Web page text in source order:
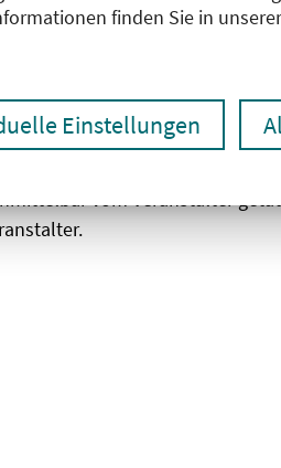
finden Sie in
Einstellungen
vom Veranstalter